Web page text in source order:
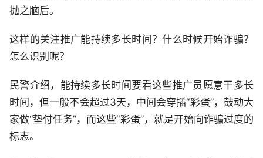
抛之脑后。
这样的关注推广能持续多长时间？什么时候开始诈骗？
怎么识别呢？
民警介绍，能持续多长时间要看这些推广员愿意干多长
时间，但一般不会超过3天，中间会穿插“彩蛋”，鼓动大
家做“垫付任务”，而这些“彩蛋”，就是开始向诈骗过度的
标志。